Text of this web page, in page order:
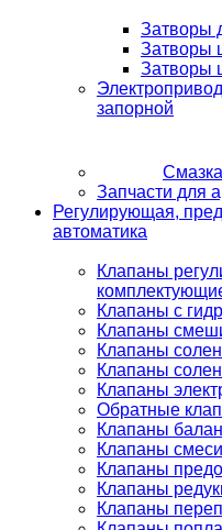
Затворы
Затворы
Затворы
запорной
Запчасти для
Регулирующая,
автоматика
Клапаны
Клапаны с
Клапаны
Клапаны
Клапаны
Клапаны
Обратные
Клапаны
Клапаны
Клапаны
Клапаны
Клапаны